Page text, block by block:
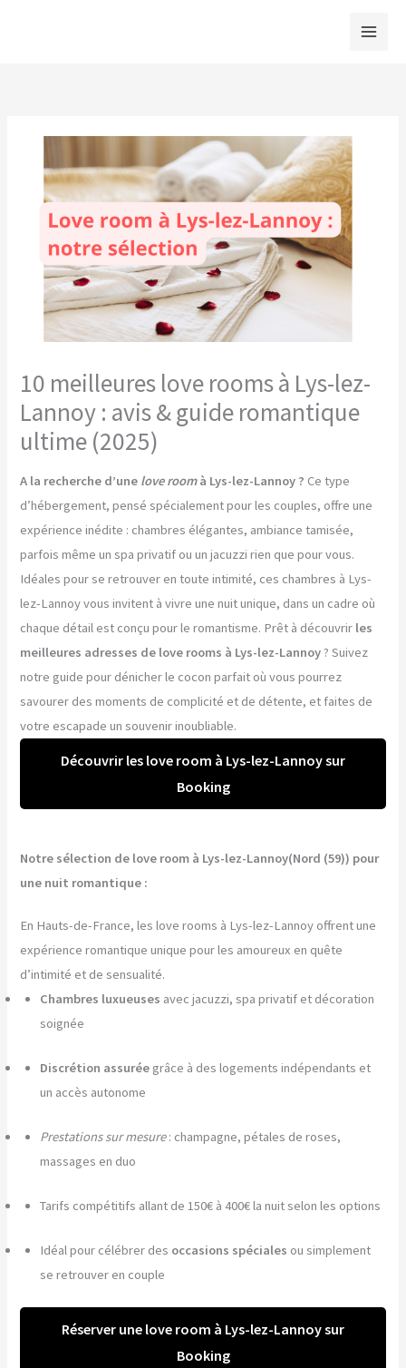
10 meilleures love rooms à Lys-lez-
Lannoy : avis & guide romantique
ultime (2025)
A la recherche d’une love roomà Lys-lez-Lannoy ? Ce type
d’hébergement, pensé spécialement pour les couples, offre une
expérience inédite : chambres élégantes, ambiance tamisée,
parfois même un spa privatif ou un jacuzzi rien que pour vous.
Idéales pour se retrouver en toute intimité, ces chambres à Lys-
lez-Lannoy vous invitent à vivre une nuit unique, dans un cadre où
chaque détail est conçu pour le romantisme. Prêt à découvrir les
meilleures adresses de love rooms à Lys-lez-Lannoy? Suivez
notre guide pour dénicher le cocon parfait où vous pourrez
savourer des moments de complicité et de détente, et faites de
votre escapade un souvenir inoubliable.
Découvrir les love room à Lys-lez-Lannoy sur
Booking
Notre sélection de love room à Lys-lez-Lannoy(Nord (59)) pour
une nuit romantique :
En Hauts-de-France, les love rooms à Lys-lez-Lannoy offrent une
expérience romantique unique pour les amoureux en quête
d’intimité et de sensualité.
Chambres luxueuses avec jacuzzi, spa privatif et décoration
soignée
Discrétion assurée grâce à des logements indépendants et
un accès autonome
Prestations sur mesure: champagne, pétales de roses,
massages en duo
Tarifs compétitifs allant de 150€ à 400€ la nuit selon les options
Idéal pour célébrer des occasions spéciales ou simplement
se retrouver en couple
Réserver une love room à Lys-lez-Lannoy sur
Booking